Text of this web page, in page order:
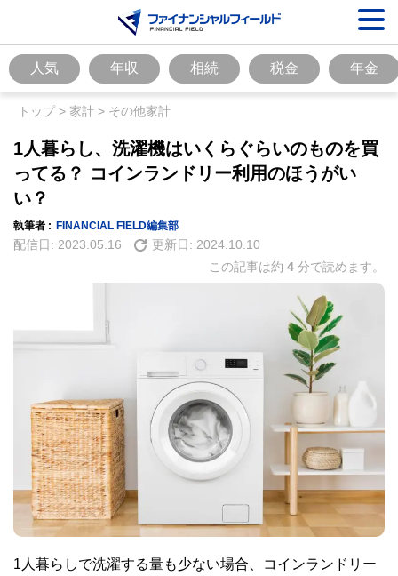
人気 年収 相続 税金 年金
トップ> 家計 > その他家計
1人暮らし、洗濯機はいくらぐらいのものを買
ってる？ コインランドリー利用のほうがい
い？
執筆者 : FINANCIAL FIELD編集部
配信日: 2023.05.16 更新日: 2024.10.10
この記事は約 4 分で読めます。
1人暮らしで洗濯する量も少ない場合、コインランドリー